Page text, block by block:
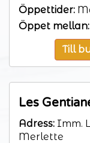
Öppettider:
Öppet mellan:
Till
Les
Adress: Imm.
Merlette